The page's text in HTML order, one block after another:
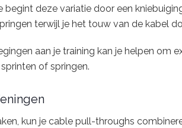
begint deze variatie door een
terwijl je het touw van de kabel
aan je training kan je helpen om
of springen.
kun je cable pull-throughs